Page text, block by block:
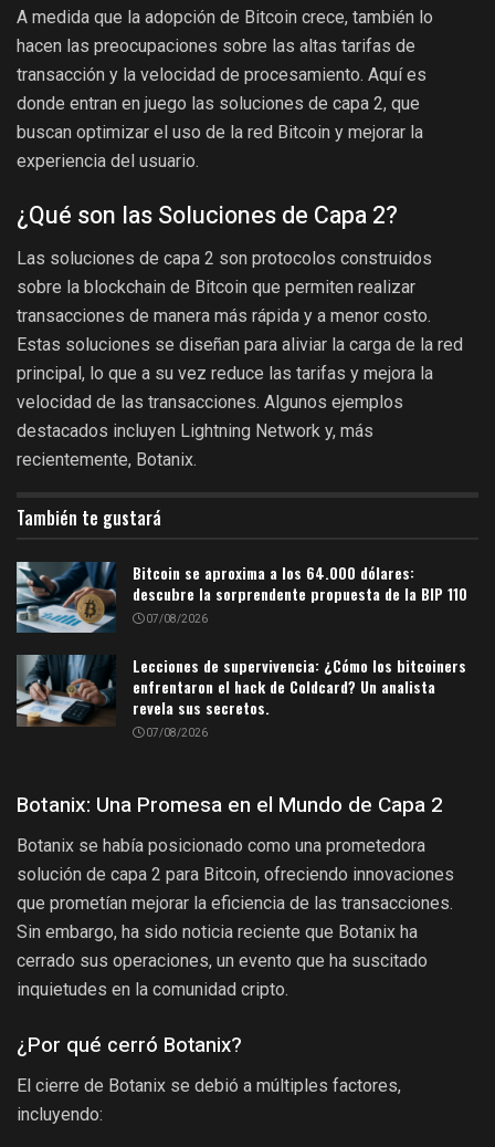
A medida que la adopción de Bitcoin crece, también lo
hacen las preocupaciones sobre las altas tarifas de
transacción y la velocidad de procesamiento. Aquí es
donde entran en juego las soluciones de capa 2, que
buscan optimizar el uso de la red Bitcoin y mejorar la
experiencia del usuario.
¿Qué son las Soluciones de Capa 2?
Las soluciones de capa 2 son protocolos construidos
sobre la blockchain de Bitcoin que permiten realizar
transacciones de manera más rápida y a menor costo.
Estas soluciones se diseñan para aliviar la carga de la red
principal, lo que a su vez reduce las tarifas y mejora la
velocidad de las transacciones. Algunos ejemplos
destacados incluyen Lightning Network y, más
recientemente, Botanix.
También te gustará
Bitcoin se aproxima a los 64.000 dólares:
descubre la sorprendente propuesta de la BIP 110
07/08/2026
Lecciones de supervivencia: ¿Cómo los bitcoiners
enfrentaron el hack de Coldcard? Un analista
revela sus secretos.
07/08/2026
Botanix: Una Promesa en el Mundo de Capa 2
Botanix se había posicionado como una prometedora
solución de capa 2 para Bitcoin, ofreciendo innovaciones
que prometían mejorar la eficiencia de las transacciones.
Sin embargo, ha sido noticia reciente que Botanix ha
cerrado sus operaciones, un evento que ha suscitado
inquietudes en la comunidad cripto.
¿Por qué cerró Botanix?
El cierre de Botanix se debió a múltiples factores,
incluyendo: